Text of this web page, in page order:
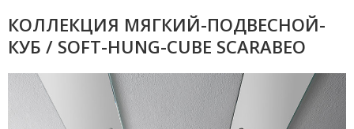
КОЛЛЕКЦИЯ МЯГКИЙ-ПОДВЕСНОЙ-
КУБ / SOFT-HUNG-CUBE SCARABEO